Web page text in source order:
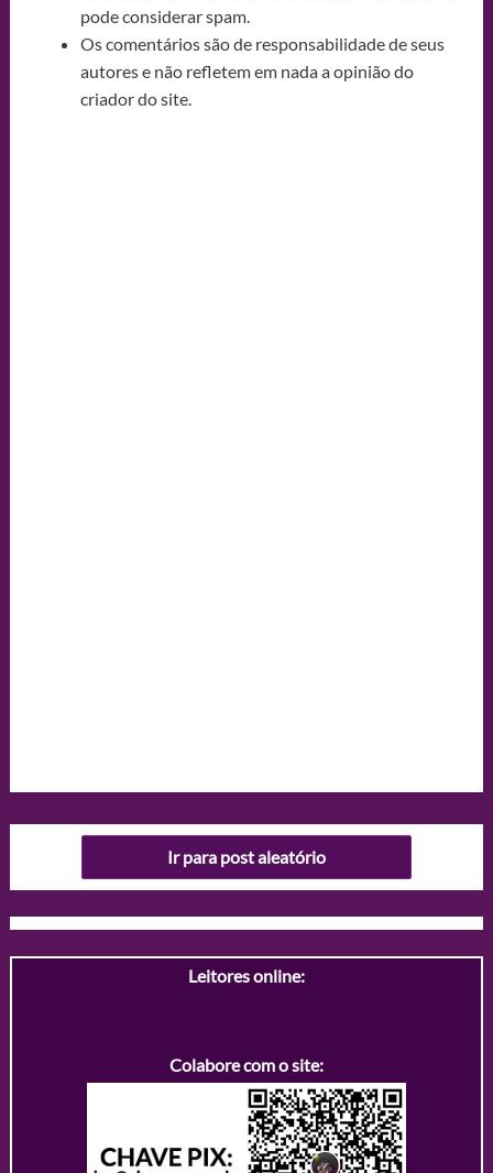
pode considerar spam.
Os comentários são de responsabilidade de seus
autores e não refletem em nada a opinião do
criador do site.
Ir para post aleatório
Leitores online:
Colabore com o site: